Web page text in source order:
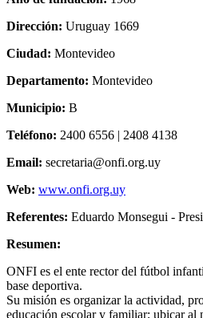
Dirección: Uruguay 1669
Ciudad: Montevideo
Departamento: Montevideo
Municipio: B
Teléfono: 2400 6556 | 2408 4138
Email: secretaria@onfi.org.uy
Web: www.onfi.org.uy
Referentes: Eduardo Monsegui -
Resumen:
ONFI es el ente rector del fútbol
base deportiva.
Su misión es organizar la actividad,
educación escolar y familiar; ubicar al